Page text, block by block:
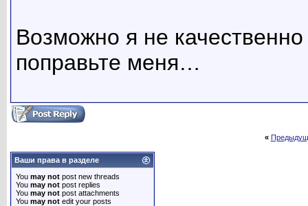
Возможно я не
поправьте меня…
«
Ваши права в разделе
You may not post new threads
You may not post replies
You may not post attachments
You may not edit your posts